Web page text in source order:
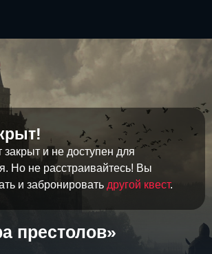
и не доступен для
Но не расстраивайтесь! Вы
и забронировать другой квест.
престолов»